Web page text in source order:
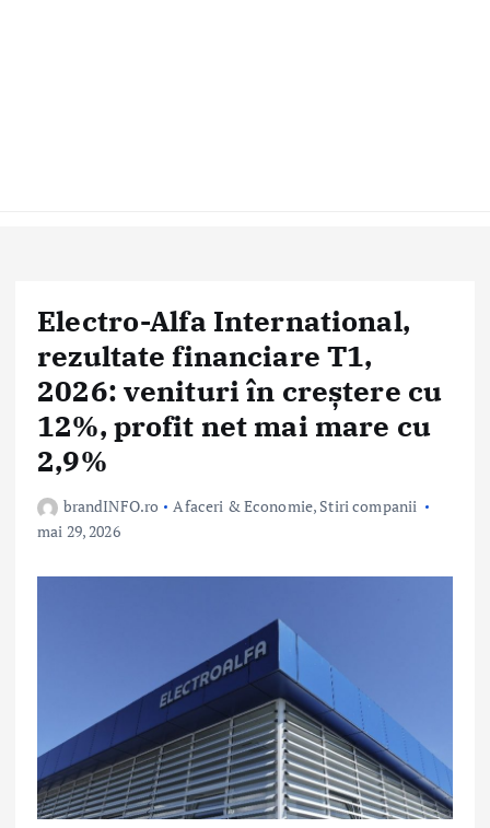
Electro-Alfa International,
rezultate financiare T1,
2026: venituri în creștere cu
12%, profit net mai mare cu
2,9%
brandINFO.ro Afaceri & Economie, Stiri companii
mai 29, 2026